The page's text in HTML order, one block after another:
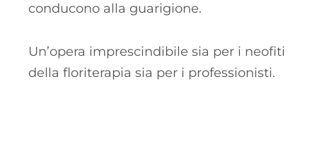
conducono alla guarigione.
Un’opera imprescindibile sia per i neofiti
della floriterapia sia per i professionisti.